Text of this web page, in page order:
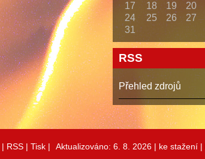
17
18 19 20
24
25 26 27
31
RSS
Přehled zdrojů
| RSS | Tisk | Aktualizováno: 6. 8. 2026 | ke stažení |